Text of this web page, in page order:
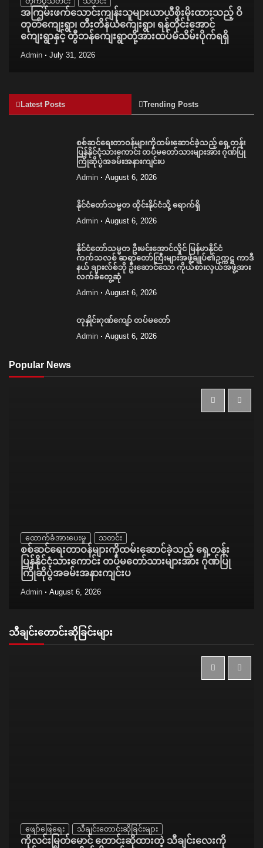
အကြမ်းဖက်သောင်းကျန်းသူများယာယီစိုးမိုးထားသည့် ဝိ
တုတ်ကျေးရွာ၊ တီးတိန်ယံကျေးရွာ၊ ရန်တိုင်းအောင်
ကျေးရွာနှင့် တွီဘန်ကျေးရွာတို့အားထပ်မံသိမ်းပိုက်ရရှိ
Admin July 31, 2026
Latest Posts Trending Posts
စစ်ဆင်ရေးတာဝန်များကိုထမ်းဆောင်ခဲ့သည့် ရှေ့တန်း
ပြန်နိုင်ငံ့သားကောင်း တပ်မတော်သားများအား ဂုဏ်ပြု
ကြိုဆိုပွဲအခမ်းအနားကျင်းပ
Admin August 6, 2026
နိုင်ငံတော်သမ္မတ ထိုင်းနိုင်ငံသို့ ရောက်ရှိ
Admin August 6, 2026
နိုင်ငံတော်သမ္မတ ဦးမင်းအောင်လှိုင် မြန်မာနိုင်ငံ
ကက်သလစ် ဆရာတော်ကြီးများအဖွဲ့ချုပ်၏ဥက္ကဋ္ဌ ကာဒီ
နယ် ချားလ်စ်ဘို ဦးဆောင်သော ကိုယ်စားလှယ်အဖွဲ့အား
လက်ခံတွေ့ဆုံ
Admin August 6, 2026
တုနှိုင်းဂုဏ်ကျော် တပ်မတော်
Admin August 6, 2026
Popular News
ထောက်ခံအားပေးမှု သတင်း
စစ်ဆင်ရေးတာဝန်များကိုထမ်းဆောင်ခဲ့သည့် ရှေ့တန်း
ပြန်နိုင်ငံ့သားကောင်း တပ်မတော်သားများအား ဂုဏ်ပြု
ကြိုဆိုပွဲအခမ်းအနားကျင်းပ
Admin August 6, 2026
သီချင်းတောင်းဆိုခြင်းများ
ဖျော်ဖြေရေး သီချင်းတောင်းဆိုခြင်းများ
ကိုလင်းမြတ်မောင် တောင်းဆိုထားတဲ့ သီချင်းလေးကို